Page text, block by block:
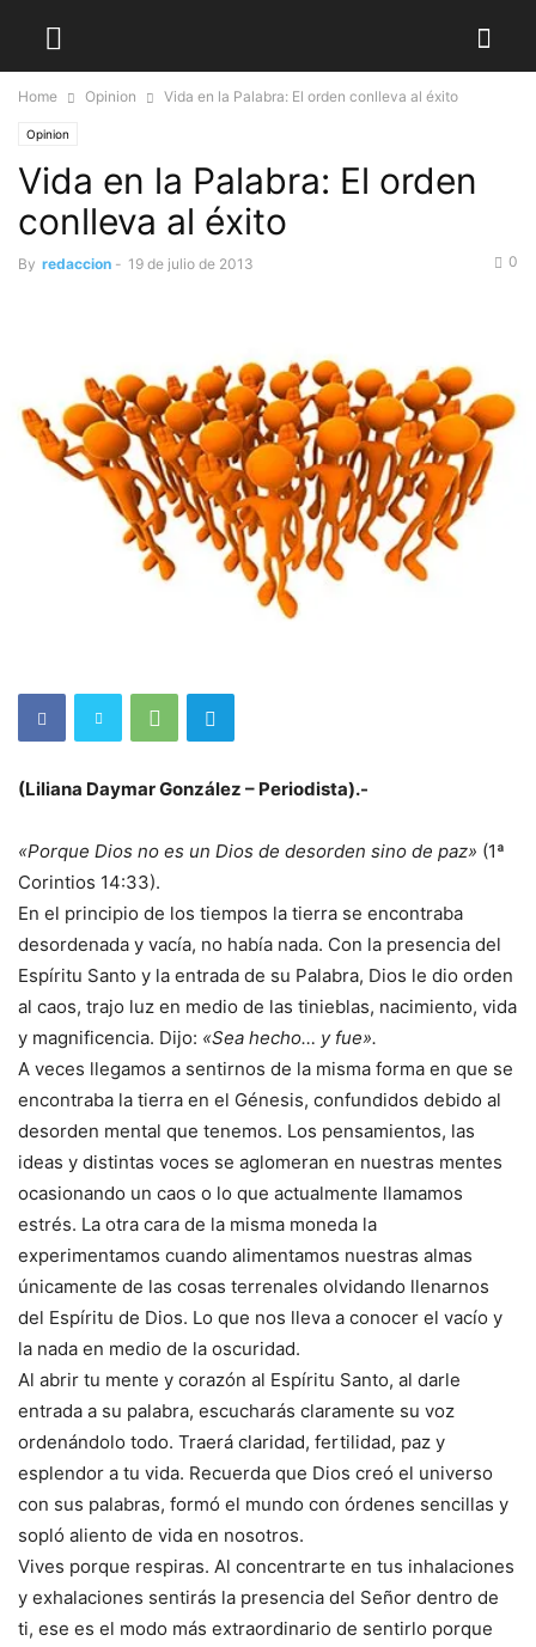
Home Opinion Vida en la Palabra: El orden conlleva al éxito
Opinion
Vida en la Palabra: El orden
conlleva al éxito
By redaccion - 19 de julio de 2013 0
(Liliana Daymar González – Periodista).-
«Porque Dios no es un Dios de desorden sino de paz» (1ª
Corintios 14:33).
En el principio de los tiempos la tierra se encontraba
desordenada y vacía, no había nada. Con la presencia del
Espíritu Santo y la entrada de su Palabra, Dios le dio orden
al caos, trajo luz en medio de las tinieblas, nacimiento, vida
y magnificencia. Dijo: «Sea hecho… y fue».
A veces llegamos a sentirnos de la misma forma en que se
encontraba la tierra en el Génesis, confundidos debido al
desorden mental que tenemos. Los pensamientos, las
ideas y distintas voces se aglomeran en nuestras mentes
ocasionando un caos o lo que actualmente llamamos
estrés. La otra cara de la misma moneda la
experimentamos cuando alimentamos nuestras almas
únicamente de las cosas terrenales olvidando llenarnos
del Espíritu de Dios. Lo que nos lleva a conocer el vacío y
la nada en medio de la oscuridad.
Al abrir tu mente y corazón al Espíritu Santo, al darle
entrada a su palabra, escucharás claramente su voz
ordenándolo todo. Traerá claridad, fertilidad, paz y
esplendor a tu vida. Recuerda que Dios creó el universo
con sus palabras, formó el mundo con órdenes sencillas y
sopló aliento de vida en nosotros.
Vives porque respiras. Al concentrarte en tus inhalaciones
y exhalaciones sentirás la presencia del Señor dentro de
ti, ese es el modo más extraordinario de sentirlo porque